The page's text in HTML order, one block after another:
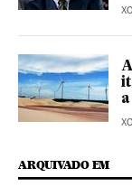
ARQUIVADO EM